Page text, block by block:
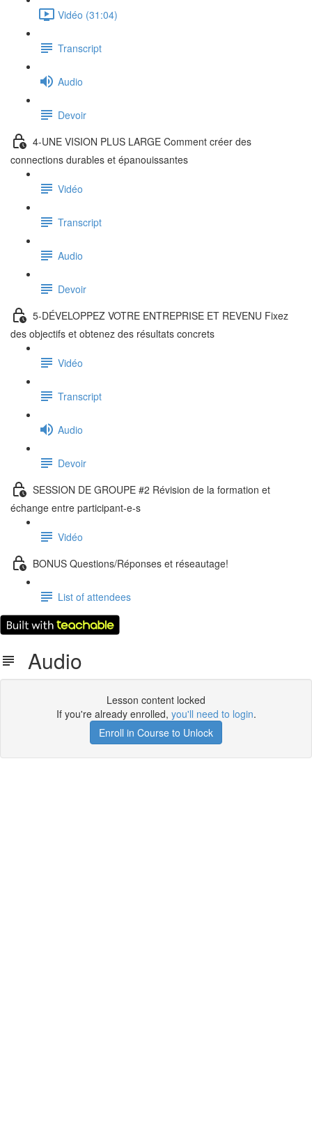
Vidéo (31:04)
Transcript
Audio
Devoir
4-UNE VISION PLUS LARGE Comment créer des
connections durables et épanouissantes
Vidéo
Transcript
Audio
Devoir
5-DÉVELOPPEZ VOTRE ENTREPRISE ET REVENU Fixez
des objectifs et obtenez des résultats concrets
Vidéo
Transcript
Audio
Devoir
SESSION DE GROUPE #2 Révision de la formation et
échange entre participant-e-s
Vidéo
BONUS Questions/Réponses et réseautage!
List of attendees
Audio
Lesson content locked
If you're already enrolled, you'll need to login.
Enroll in Course to Unlock